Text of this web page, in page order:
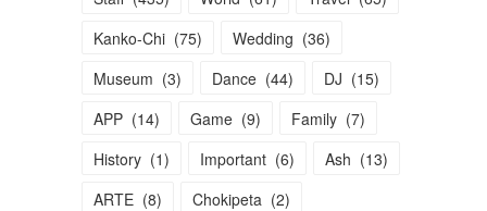
Kanko-Chi (75) Wedding (36)
Museum (3) Dance (44) DJ (15)
APP (14) Game (9) Family (7)
History (1) Important (6) Ash (13)
ARTE (8) Chokipeta (2)